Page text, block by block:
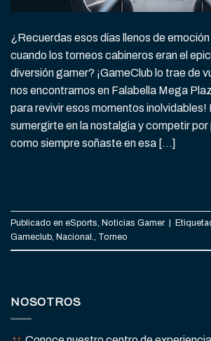
¿Recuerdas esos días llenos de
cuando los torneos cabineros eran el
diversión gamer? ¡GameClub lo trae de
nos encontramos en Falabella Mega
para revivir esos momentos
sumergirte en la nostalgia y competir por
como siempre soñaste en esa […]
Publicado en eSports, Noticias Gamer
Gameclub, Nacional., Torneo
NOSOTROS